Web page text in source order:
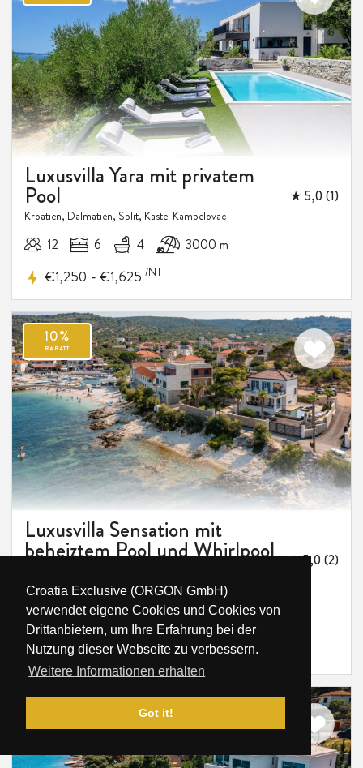
Croatia Exclusive (ORGON GmbH)
verwendet eigene Cookies und Cookies von
Drittanbietern, um Ihre Erfahrung bei der
Nutzung dieser Webseite zu verbessern.
Weitere Informationen erhalten
Got it!
Luxusvilla Yara mit privatem
Pool ★ 5,0 (1)
Kroatien, Dalmatien, Split, Kastel Kambelovac
12 6 4 3000 m
€1,250 - €1,625 /NT
Luxusvilla Sensation mit
beheiztem Pool und Whirlpool ★ 5,0 (2)
Kroatien, Dalmatien, Trogir, Slatine
10 5 4 3 m
€1,600-€2,850 /NT